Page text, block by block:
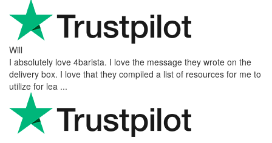
Will
I absolutely love 4barista. I love the message they wrote on the
delivery box. I love that they compiled a list of resources for me to
utilize for lea ...